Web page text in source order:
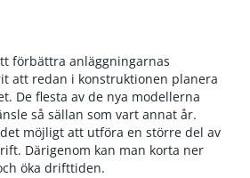
förbättra anläggningarnas
att redan i konstruktionen planera
De flesta av de nya modellerna
så sällan som vart annat år.
möjligt att utföra en större del av
Därigenom kan man korta ner
öka drifttiden.